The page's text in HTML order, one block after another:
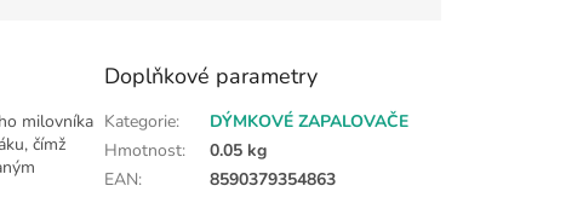
milovníka
čímž
Doplňkové parametry
Kategorie:
DÝMKOVÉ ZAPALOVAČE
Hmotnost:
0.05 kg
EAN: 8590379354863